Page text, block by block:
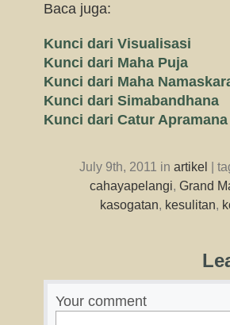
Baca juga:
Kunci dari Visualisasi
Kunci dari Maha Puja
Kunci dari Maha
Kunci dari Simabandhana
Kunci dari Catur Apramana
July 9th, 2011 in artikel |
cahayapelangi, Grand
kasogatan, kesulitan,
Your comment